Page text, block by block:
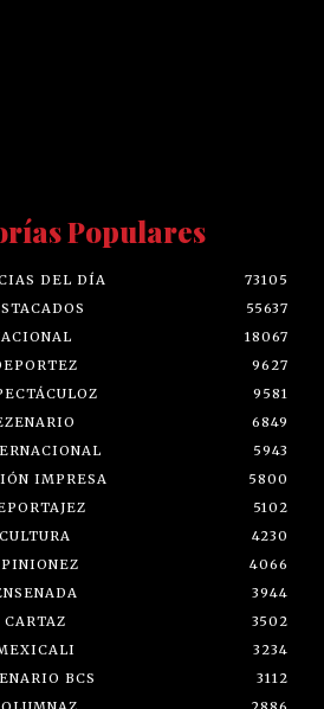
Populares
DEL DÍA
73105
55637
18067
9627
9581
6849
5943
IMPRESA
5800
5102
CULTURA
4230
4066
3944
CARTAZ
3502
3234
BCS
3112